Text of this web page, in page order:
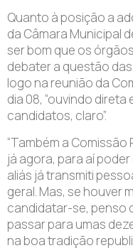
Quanto à posição a
da Câmara Municipal
ser bom que os
debater a questão
logo na reunião da
dia 08, “ouvindo
candidatos, claro”.
“Também a
já agora, para aí
aliás já transmiti
geral. Mas, se houver
candidatar-se, penso
passar para umas
na boa tradição